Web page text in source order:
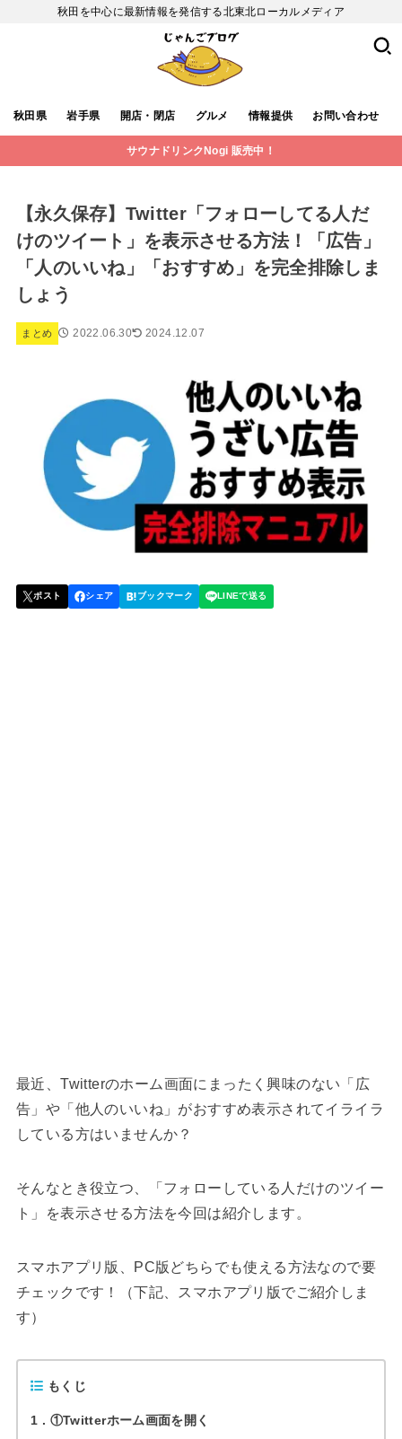
秋田を中心に最新情報を発信する北東北ローカルメディア
秋田県 岩手県 開店・閉店 グルメ 情報提供 お問い合わせ
サウナドリンクNogi 販売中！
【永久保存】Twitter「フォローしてる人だ
けのツイート」を表示させる方法！「広告」
「人のいいね」「おすすめ」を完全排除しま
しょう
まとめ 2022.06.30 2024.12.07
最近、Twitterのホーム画面にまったく興味のない「広
告」や「他人のいいね」がおすすめ表示されてイライラ
している方はいませんか？
そんなとき役立つ、「フォローしている人だけのツイー
ト」を表示させる方法を今回は紹介します。
スマホアプリ版、PC版どちらでも使える方法なので要
チェックです！（下記、スマホアプリ版でご紹介しま
す）
もくじ
1 ①Twitterホーム画面を開く